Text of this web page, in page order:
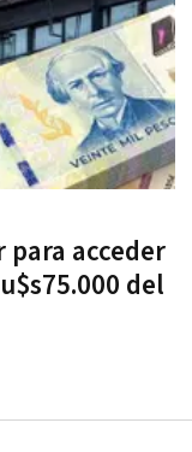
para acceder
del